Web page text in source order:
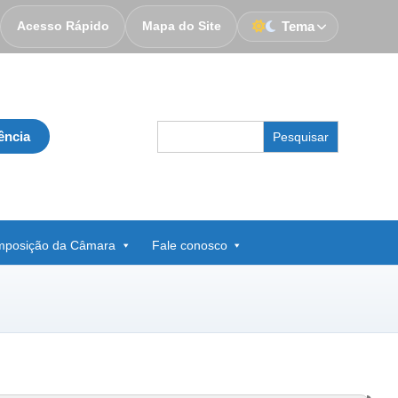
Acesso Rápido Mapa do Site Tema
for:
da Câmara Fale conosco